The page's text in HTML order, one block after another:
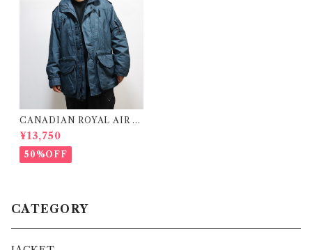
CANADIAN ROYAL AIR F
ORCE COLD & WET WEA
THER PARKA カナディアンゴ
アテックス カナダ軍 ロイヤルエ
アフォース
¥13,750
50%OFF
CATEGORY